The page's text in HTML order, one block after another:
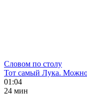
Словом по столу
Тот самый Лука.
01:04
24 мин